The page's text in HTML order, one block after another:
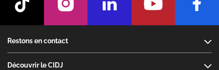
Restons en contact
Découvrir le CIDJ